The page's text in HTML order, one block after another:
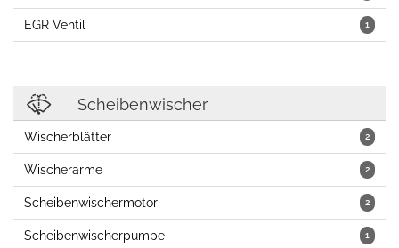
1
EGR Ventil
Scheibenwischer
2
Wischerblätter
2
Wischerarme
2
Scheibenwischermotor
1
Scheibenwischerpumpe